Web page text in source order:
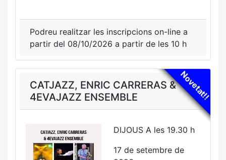
Podreu realitzar les inscripcions on-line a
partir del 08/10/2026 a partir de les 10 h
Novetat!!
CATJAZZ, ENRIC CARRERAS &
4EVAJAZZ ENSEMBLE
DIJOUS A les 19.30 h
17 de setembre de